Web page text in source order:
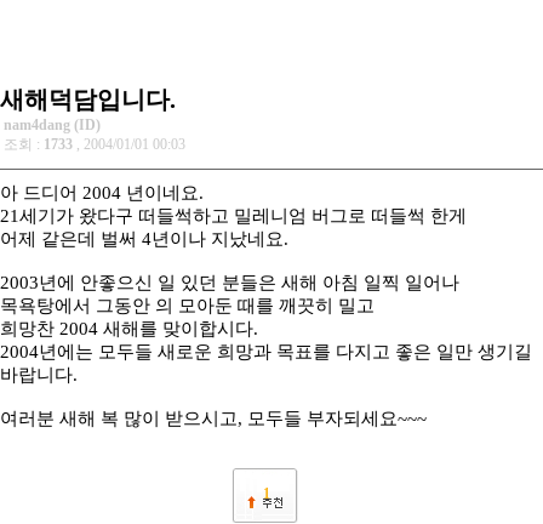
새해덕담입니다.
nam4dang (ID)
조회 : 1733 , 2004/01/01 00:03
아 드디어 2004 년이네요.
21세기가 왔다구 떠들썩하고 밀레니엄 버그로 떠들썩 한게
어제 같은데 벌써 4년이나 지났네요.
2003년에 안좋으신 일 있던 분들은 새해 아침 일찍 일어나
목욕탕에서 그동안 의 모아둔 때를 깨끗히 밀고
희망찬 2004 새해를 맞이합시다.
2004년에는 모두들 새로운 희망과 목표를 다지고 좋은 일만 생기길
바랍니다.
여러분 새해 복 많이 받으시고, 모두들 부자되세요~~~
1